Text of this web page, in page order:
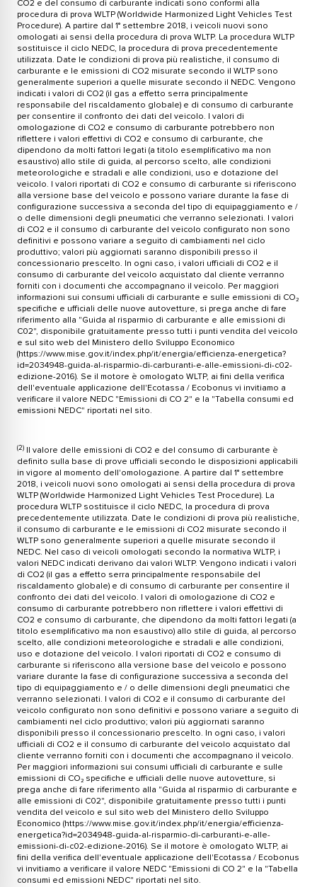
CO2 e del consumo di carburante indicati sono conformi alla
procedura di prova WLTP (Worldwide Harmonized Light Vehicles Test
Procedure). A partire dal 1° settembre 2018, i veicoli nuovi sono
omologati ai sensi della procedura di prova WLTP. La procedura WLTP
sostituisce il ciclo NEDC, la procedura di prova precedentemente
utilizzata. Date le condizioni di prova più realistiche, il consumo di
carburante e le emissioni di CO2 misurate secondo il WLTP sono
generalmente superiori a quelle misurate secondo il NEDC. Vengono
indicati i valori di CO2 (il gas a effetto serra principalmente
responsabile del riscaldamento globale) e di consumo di carburante
per consentire il confronto dei dati del veicolo. I valori di
omologazione di CO2 e consumo di carburante potrebbero non
riflettere i valori effettivi di CO2 e consumo di carburante, che
dipendono da molti fattori legati (a titolo esemplificativo ma non
esaustivo) allo stile di guida, al percorso scelto, alle condizioni
meteorologiche e stradali e alle condizioni, uso e dotazione del
veicolo. I valori riportati di CO2 e consumo di carburante si riferiscono
alla versione base del veicolo e possono variare durante la fase di
configurazione successiva a seconda del tipo di equipaggiamento e /
o delle dimensioni degli pneumatici che verranno selezionati. I valori
di CO2 e il consumo di carburante del veicolo configurato non sono
definitivi e possono variare a seguito di cambiamenti nel ciclo
produttivo; valori più aggiornati saranno disponibili presso il
concessionario prescelto. In ogni caso, i valori ufficiali di CO2 e il
consumo di carburante del veicolo acquistato dal cliente verranno
forniti con i documenti che accompagnano il veicolo. Per maggiori
informazioni sui consumi ufficiali di carburante e sulle emissioni di CO₂
specifiche e ufficiali delle nuove autovetture, si prega anche di fare
riferimento alla "Guida al risparmio di carburante e alle emissioni di
C02", disponibile gratuitamente presso tutti i punti vendita del veicolo
e sul sito web del Ministero dello Sviluppo Economico
(https://www.mise.gov.it/index.php/it/energia/efficienza-energetica?
id=2034948-guida-al-risparmio-di-carburanti-e-alle-emissioni-di-c02-
edizione-2016). Se il motore è omologato WLTP, ai fini della verifica
dell'eventuale applicazione dell'Ecotassa / Ecobonus vi invitiamo a
verificare il valore NEDC "Emissioni di CO 2" e la "Tabella consumi ed
emissioni NEDC" riportati nel sito.
(2) Il valore delle emissioni di CO2 e del consumo di carburante è
definito sulla base di prove ufficiali secondo le disposizioni applicabili
in vigore al momento dell'omologazione. A partire dal 1° settembre
2018, i veicoli nuovi sono omologati ai sensi della procedura di prova
WLTP (Worldwide Harmonized Light Vehicles Test Procedure). La
procedura WLTP sostituisce il ciclo NEDC, la procedura di prova
precedentemente utilizzata. Date le condizioni di prova più realistiche,
il consumo di carburante e le emissioni di CO2 misurate secondo il
WLTP sono generalmente superiori a quelle misurate secondo il
NEDC. Nel caso di veicoli omologati secondo la normativa WLTP, i
valori NEDC indicati derivano dai valori WLTP. Vengono indicati i valori
di CO2 (il gas a effetto serra principalmente responsabile del
riscaldamento globale) e di consumo di carburante per consentire il
confronto dei dati del veicolo. I valori di omologazione di CO2 e
consumo di carburante potrebbero non riflettere i valori effettivi di
CO2 e consumo di carburante, che dipendono da molti fattori legati (a
titolo esemplificativo ma non esaustivo) allo stile di guida, al percorso
scelto, alle condizioni meteorologiche e stradali e alle condizioni,
uso e dotazione del veicolo. I valori riportati di CO2 e consumo di
carburante si riferiscono alla versione base del veicolo e possono
variare durante la fase di configurazione successiva a seconda del
tipo di equipaggiamento e / o delle dimensioni degli pneumatici che
verranno selezionati. I valori di CO2 e il consumo di carburante del
veicolo configurato non sono definitivi e possono variare a seguito di
cambiamenti nel ciclo produttivo; valori più aggiornati saranno
disponibili presso il concessionario prescelto. In ogni caso, i valori
ufficiali di CO2 e il consumo di carburante del veicolo acquistato dal
cliente verranno forniti con i documenti che accompagnano il veicolo.
Per maggiori informazioni sui consumi ufficiali di carburante e sulle
emissioni di CO₂ specifiche e ufficiali delle nuove autovetture, si
prega anche di fare riferimento alla "Guida al risparmio di carburante e
alle emissioni di C02", disponibile gratuitamente presso tutti i punti
vendita del veicolo e sul sito web del Ministero dello Sviluppo
Economico (https://www.mise.gov.it/index.php/it/energia/efficienza-
energetica?id=2034948-guida-al-risparmio-di-carburanti-e-alle-
emissioni-di-c02-edizione-2016). Se il motore è omologato WLTP, ai
fini della verifica dell'eventuale applicazione dell'Ecotassa / Ecobonus
vi invitiamo a verificare il valore NEDC "Emissioni di CO 2" e la "Tabella
consumi ed emissioni NEDC" riportati nel sito.